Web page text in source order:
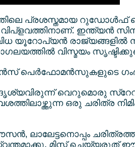
പ്രശസ്തമായ റുഡോള്‍ഫ്
ഇന്ത്യന്‍
യൂറോപ്യന്‍
വിസ്മയം
പെര്‍ഫോമന്‍സുകളുടെ
വെറുമൊരു
ഒരു ചരിത്ര
സ്വന്തമാക്കൂ. മിസ്സ് ചെയ്യരുത്